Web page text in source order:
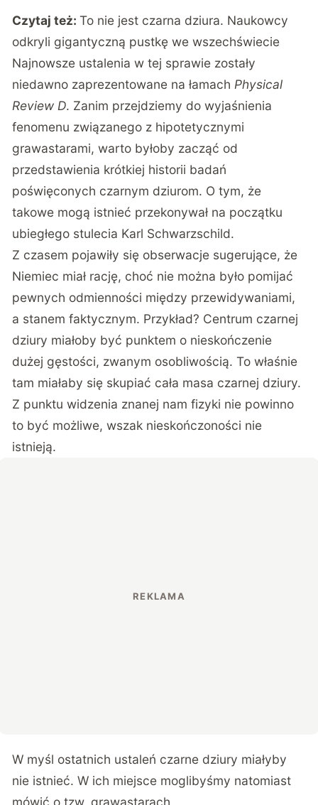
Czytaj też:To nie jest czarna dziura. Naukowcy
odkryli gigantyczną pustkę we wszechświecie
Najnowsze ustalenia w tej sprawie zostały
niedawno zaprezentowane na łamach Physical
Review D. Zanim przejdziemy do wyjaśnienia
fenomenu związanego z hipotetycznymi
grawastarami, warto byłoby zacząć od
przedstawienia krótkiej historii badań
poświęconych czarnym dziurom. O tym, że
takowe mogą istnieć przekonywał na początku
ubiegłego stulecia Karl Schwarzschild.
Z czasem pojawiły się obserwacje sugerujące, że
Niemiec miał rację, choć nie można było pomijać
pewnych odmienności między przewidywaniami,
a stanem faktycznym. Przykład? Centrum czarnej
dziury miałoby być punktem o nieskończenie
dużej gęstości, zwanym osobliwością. To właśnie
tam miałaby się skupiać cała masa czarnej dziury.
Z punktu widzenia znanej nam fizyki nie powinno
to być możliwe, wszak nieskończoności nie
istnieją.
W myśl ostatnich ustaleń czarne dziury miałyby
nie istnieć. W ich miejsce moglibyśmy natomiast
mówić o tzw. grawastarach